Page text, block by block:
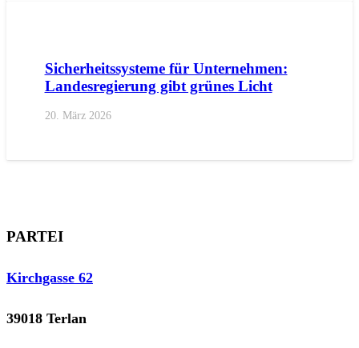
Sicherheitssysteme für Unternehmen:
Landesregierung gibt grünes Licht
20. März 2026
PARTEI
Kirchgasse 62
39018 Terlan